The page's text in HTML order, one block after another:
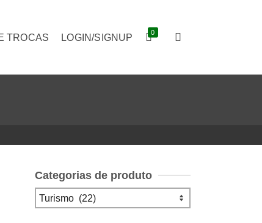
TROCAS LOGIN/SIGNUP 0
Categorias de produto